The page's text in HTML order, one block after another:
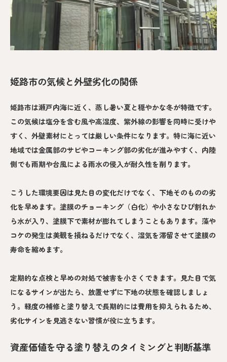
姫路市の気候と外壁劣化の関係
姫路市は瀬戸内海に近く、蒸し暑い夏と穏やかな冬が特徴です。
この気候は塩分を含む風や高湿度、紫外線の影響を同時に受けや
すく、外壁素材にとっては厳しい条件になります。特に海に近い
地域では金属部のサビやコーキング部の劣化が進みやすく、内陸
側でも雨期や台風による雨水の侵入が耐久性を削ります。
こうした環境要因は見た目の変化だけでなく、下地そのものの劣
化を早めます。塗膜のチョーキング（白化）や小さなひび割れか
ら水が入り、塗膜下で素材が膨れてしまうこともあります。藻や
コケの発生は美観を損ねるだけでなく、湿気を滞留させて塗膜の
寿命を縮めます。
定期的な点検と早めの対処で被害を小さくできます。見た目で気
になるサインが出たら、放置せずに下地の状態を確認しましょ
う。軽度の補修と塗り替えで長期的には費用を抑えられるため、
劣化サインを見逃さない習慣が役に立ちます。
資産価値を守る塗り替えのタイミングと判断基準